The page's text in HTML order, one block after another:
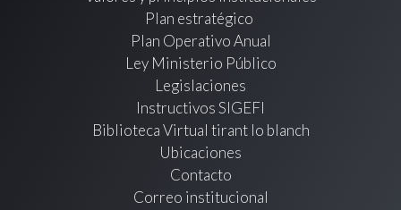
Plan estratégico
Plan Operativo Anual
Ley Ministerio Público
Legislaciones
Instructivos SIGEFI
Biblioteca Virtual tirant lo blanch
Ubicaciones
Contacto
Correo institucional